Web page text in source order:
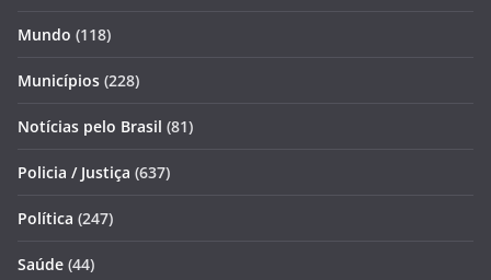
Mundo (118)
Municípios (228)
Notícias pelo Brasil (81)
Policia / Justiça (637)
Política (247)
Saúde (44)